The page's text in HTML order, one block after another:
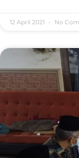
12 April 2021 No